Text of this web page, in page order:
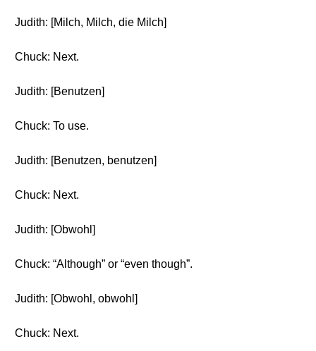
Judith: [Milch, Milch, die Milch]
Chuck: Next.
Judith: [Benutzen]
Chuck: To use.
Judith: [Benutzen, benutzen]
Chuck: Next.
Judith: [Obwohl]
Chuck: “Although” or “even though”.
Judith: [Obwohl, obwohl]
Chuck: Next.